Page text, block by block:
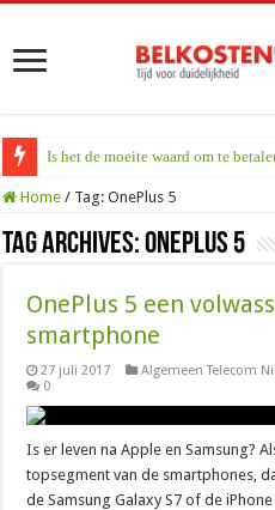
Is het de moeite waard om te
Home / Tag:OnePlus 5
Tag Archives:OnePlus 5
OnePlus 5 een
smartphone
27 juli 2017 Algemeen Telecom
0
Is er leven na Apple en Samsung?
topsegment van de smartphones,
de Samsung Galaxy S7 of de